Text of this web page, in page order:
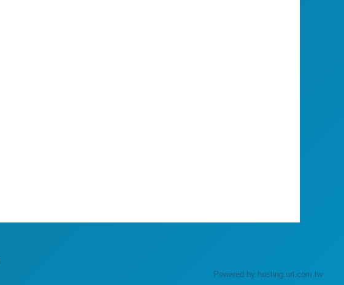
Powered by hosting.url.com.tw